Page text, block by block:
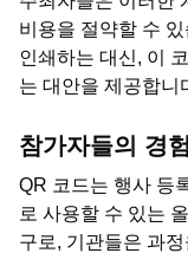
비용을 절약할 수
인쇄하는 대신, 이
는 대안을 제공합니
참가자들의 경
QR 코드는 행사 등
로 사용할 수 있는
구로, 기관들은 과